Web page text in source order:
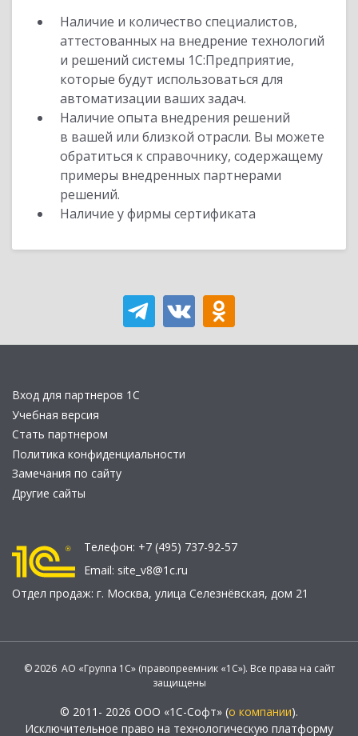
Наличие и количество специалистов,
аттестованных на внедрение технологий
и решений системы 1С:Предприятие,
которые будут использоваться для
автоматизации ваших задач.
Наличие опыта внедрения решений
в вашей или близкой отрасли. Вы можете
обратиться к справочнику, содержащему
примеры внедренных партнерами
решений.
Наличие у фирмы сертификата
Вход для партнеров 1С
Учебная версия
Стать партнером
Политика конфиденциальности
Замечания по сайту
Другие сайты
Телефон: +7 (495) 737-92-57
Email: site_v8@1c.ru
Отдел продаж: г. Москва, улица Селезнёвская, дом 21
© 2026 АО «Группа 1С» (правопреемник «1С»). Все права на сайт
защищены
© 2011- 2026 ООО «1С-Софт» (о компании).
Исключительное право на технологическую платформу